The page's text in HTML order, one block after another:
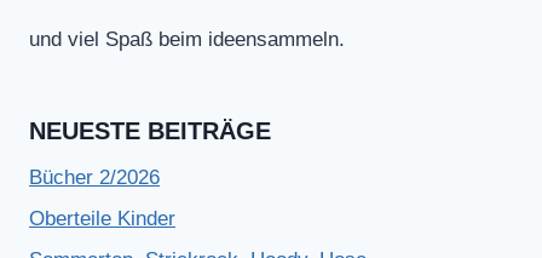
und viel Spaß beim ideensammeln.
NEUESTE BEITRÄGE
Bücher 2/2026
Oberteile Kinder